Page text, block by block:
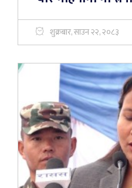
शुक्रबार, साउन २२, २०८३